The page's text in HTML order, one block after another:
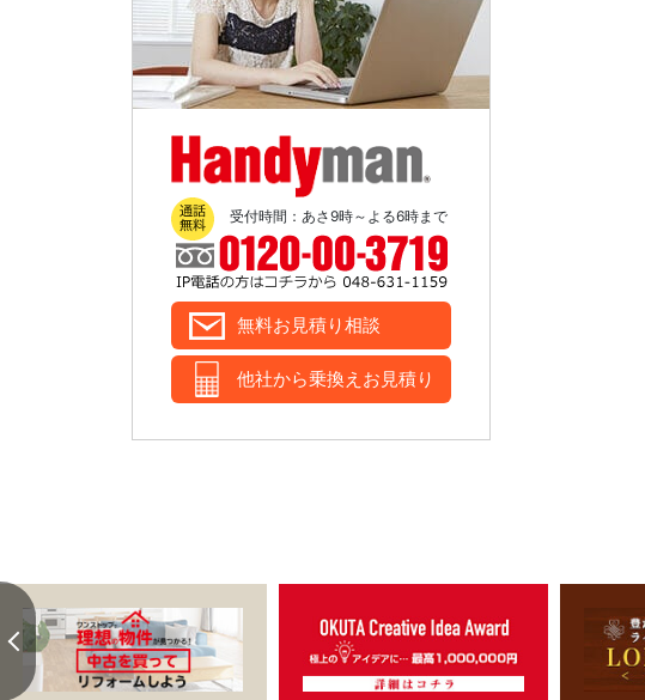
Handyman受付時間：あさ9時～よる6時まで
無料お見積り相談
他社から乗換えお見積り